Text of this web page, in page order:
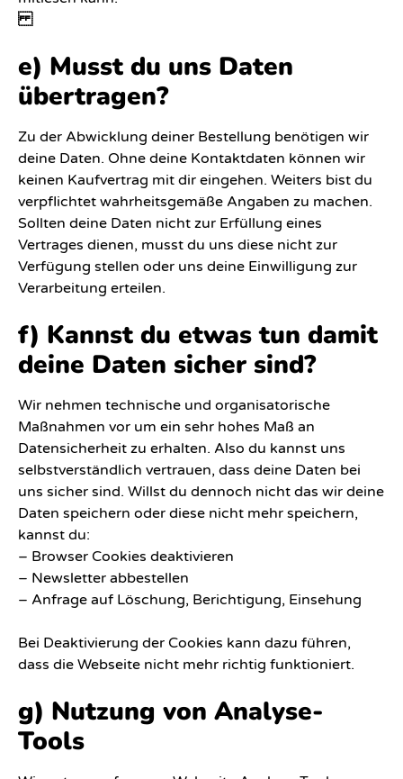
e) Musst du uns Daten
übertragen?
Zu der Abwicklung deiner Bestellung benötigen wir
deine Daten. Ohne deine Kontaktdaten können wir
keinen Kaufvertrag mit dir eingehen. Weiters bist du
verpflichtet wahrheitsgemäße Angaben zu machen.
Sollten deine Daten nicht zur Erfüllung eines
Vertrages dienen, musst du uns diese nicht zur
Verfügung stellen oder uns deine Einwilligung zur
Verarbeitung erteilen.
f) Kannst du etwas tun damit
deine Daten sicher sind?
Wir nehmen technische und organisatorische
Maßnahmen vor um ein sehr hohes Maß an
Datensicherheit zu erhalten. Also du kannst uns
selbstverständlich vertrauen, dass deine Daten bei
uns sicher sind. Willst du dennoch nicht das wir deine
Daten speichern oder diese nicht mehr speichern,
kannst du:
– Browser Cookies deaktivieren
– Newsletter abbestellen
– Anfrage auf Löschung, Berichtigung, Einsehung
Bei Deaktivierung der Cookies kann dazu führen,
dass die Webseite nicht mehr richtig funktioniert.
g) Nutzung von Analyse-
Tools